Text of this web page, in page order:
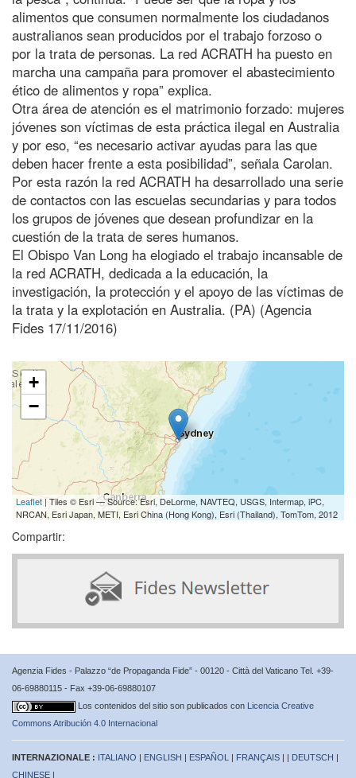
alimentos que consumen normalmente los ciudadanos
australianos sean producidos por el trabajo forzoso o
por la trata de personas. La red ACRATH ha puesto en
marcha una campaña para promover el abastecimiento
ético de alimentos y ropa” explica.
Otra área de atención es el matrimonio forzado: mujeres
jóvenes son víctimas de esta práctica ilegal en Australia
y por eso, “es necesario activar ayudas para las que
deben hacer frente a esta posibilidad”, señala Carolan.
Por esta razón la red ACRATH ha desarrollado una serie
de contactos con las escuelas secundarias y para todos
los grupos de jóvenes que desean profundizar en la
cuestión de la trata de seres humanos.
El Obispo Van Long ha elogiado el trabajo incansable de
la red ACRATH, dedicada a la educación, la
investigación, la protección y el apoyo de las víctimas de
la trata y la explotación en Australia. (PA) (Agencia
Fides 17/11/2016)
+
−
Leaflet| Tiles © Esri — Source: Esri, DeLorme, NAVTEQ, USGS, Intermap, iPC,
NRCAN, Esri Japan, METI, Esri China (Hong Kong), Esri (Thailand), TomTom, 2012
Compartir:
Agenzia Fides - Palazzo “de Propaganda Fide” - 00120 - Città del Vaticano Tel. +39-
06-69880115 - Fax +39-06-69880107
Los contenidos del sitio son publicados con Licencia Creative
Commons Atribución 4.0 Internacional
INTERNAZIONALE : ITALIANO | ENGLISH | ESPAÑOL | FRANÇAIS | | DEUTSCH |
CHINESE |